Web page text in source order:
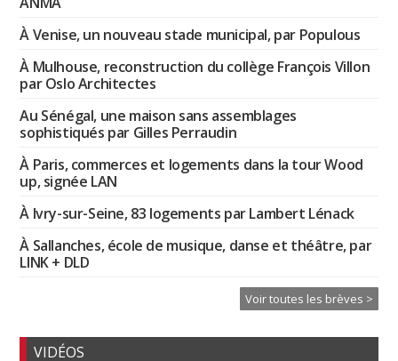
À Venise, un nouveau stade municipal, par Populous
À Mulhouse, reconstruction du collège François Villon
par Oslo Architectes
Au Sénégal, une maison sans assemblages
sophistiqués par Gilles Perraudin
À Paris, commerces et logements dans la tour Wood
up, signée LAN
À Ivry-sur-Seine, 83 logements par Lambert Lénack
À Sallanches, école de musique, danse et théâtre, par
LINK + DLD
Voir toutes les brèves >
VIDÉOS